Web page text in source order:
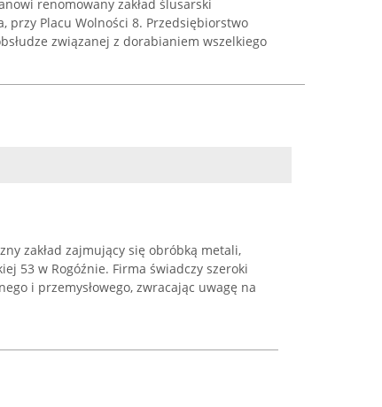
renomowany zakład ślusarski
przy Placu Wolności 8. Przedsiębiorstwo
związanej z dorabianiem wszelkiego
zakład zajmujący się obróbką metali,
53 w Rogóźnie. Firma świadczy szeroki
i przemysłowego, zwracając uwagę na